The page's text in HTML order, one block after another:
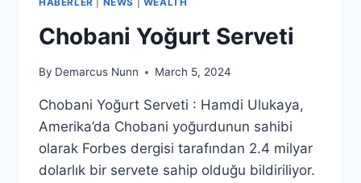
Chobani Yoğurt Serveti
By Demarcus Nunn March 5, 2024
Chobani Yoğurt Serveti : Hamdi Ulukaya,
Amerika’da Chobani yoğurdunun sahibi
olarak Forbes dergisi tarafından 2.4 milyar
dolarlık bir servete sahip olduğu bildiriliyor.